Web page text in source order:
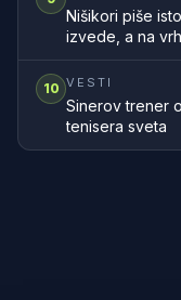
Nišikori piše
izvede, a na
10 VESTI
Sinerov trener
tenisera sveta